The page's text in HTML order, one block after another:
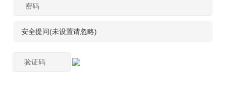
安全提问(未设置请忽略)